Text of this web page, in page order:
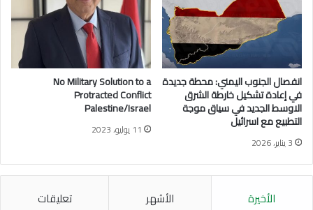
ر
ا
م
ا
ل
ح
ق
ا
ئ
ق
ل
و
د
ف
ي
و
ج
ا
ل
انفصال الجنوب اليمني: محطة جديدة
في إعادة تشكيل خارطة الشرق
الاوسط الجديد في سياق موجة
التطبيع مع اسرائيل
3 يناير، 2026
No Military Solution to a
Protracted Conflict
Palestine/Israel
11 يوليو، 2023
الأخيرة الأشهر تعليقات